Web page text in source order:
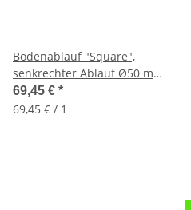
Bodenablauf "Square",
senkrechter Ablauf Ø50 mm,
100×100mm inkl.
Grundkörper mit Dichtvlies
69,45 € *
69,45 € / 1